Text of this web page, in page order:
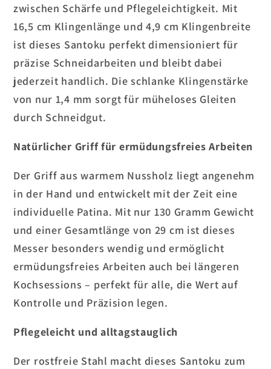
zwischen Schärfe und Pflegeleichtigkeit. Mit
16,5 cm Klingenlänge und 4,9 cm Klingenbreite
ist dieses Santoku perfekt dimensioniert für
präzise Schneidarbeiten und bleibt dabei
jederzeit handlich. Die schlanke Klingenstärke
von nur 1,4 mm sorgt für müheloses Gleiten
durch Schneidgut.
Natürlicher Griff für ermüdungsfreies Arbeiten
Der Griff aus warmem Nussholz liegt angenehm
in der Hand und entwickelt mit der Zeit eine
individuelle Patina. Mit nur 130 Gramm Gewicht
und einer Gesamtlänge von 29 cm ist dieses
Messer besonders wendig und ermöglicht
ermüdungsfreies Arbeiten auch bei längeren
Kochsessions – perfekt für alle, die Wert auf
Kontrolle und Präzision legen.
Pflegeleicht und alltagstauglich
Der rostfreie Stahl macht dieses Santoku zum